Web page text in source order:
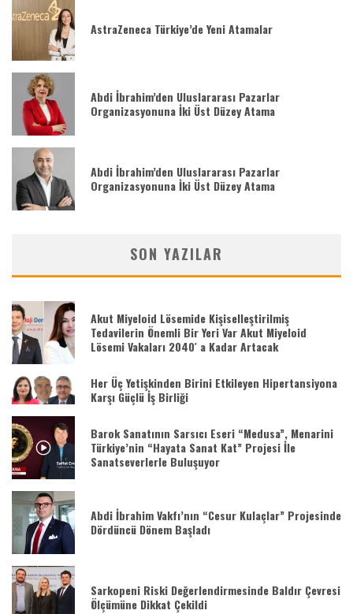
AstraZeneca Türkiye’de Yeni Atamalar
Abdi İbrahim’den Uluslararası Pazarlar
Organizasyonuna İki Üst Düzey Atama
Abdi İbrahim’den Uluslararası Pazarlar
Organizasyonuna İki Üst Düzey Atama
SON YAZILAR
Akut Miyeloid Lösemide Kişiselleştirilmiş
Tedavilerin Önemli Bir Yeri Var Akut Miyeloid
Lösemi Vakaları 2040′ a Kadar Artacak
Her Üç Yetişkinden Birini Etkileyen Hipertansiyona
Karşı Güçlü İş Birliği
Barok Sanatının Sarsıcı Eseri “Medusa”, Menarini
Türkiye’nin “Hayata Sanat Kat” Projesi İle
Sanatseverlerle Buluşuyor
Abdi İbrahim Vakfı’nın “Cesur Kulaçlar” Projesinde
Dördüncü Dönem Başladı
Sarkopeni Riski Değerlendirmesinde Baldır Çevresi
Ölçümüne Dikkat Çekildi